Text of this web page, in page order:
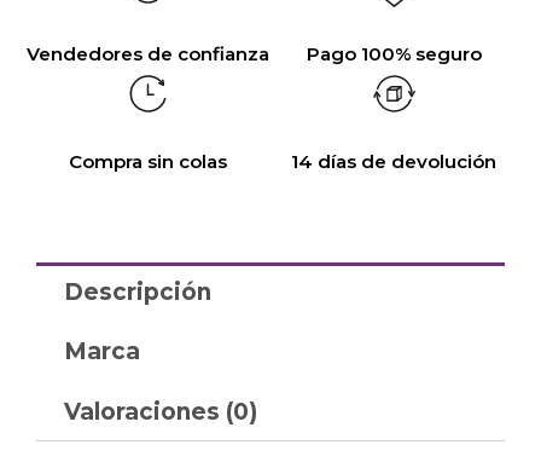
Vendedores de confianza Pago 100% seguro
Compra sin colas 14 días de devolución
Descripción
Marca
Valoraciones (0)